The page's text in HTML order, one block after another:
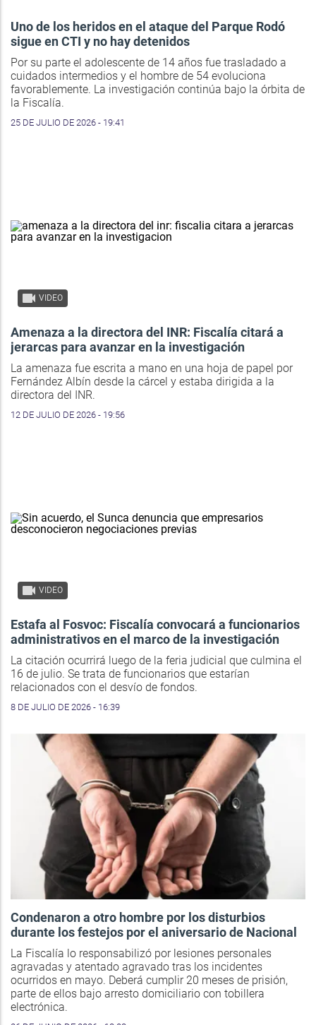
Uno de los heridos en el ataque del Parque Rodó
sigue en CTI y no hay detenidos
Por su parte el adolescente de 14 años fue trasladado a
cuidados intermedios y el hombre de 54 evoluciona
favorablemente. La investigación continúa bajo la órbita de
la Fiscalía.
25 DE JULIO DE 2026 - 19:41
VIDEO
Amenaza a la directora del INR: Fiscalía citará a
jerarcas para avanzar en la investigación
La amenaza fue escrita a mano en una hoja de papel por
Fernández Albín desde la cárcel y estaba dirigida a la
directora del INR.
12 DE JULIO DE 2026 - 19:56
VIDEO
Estafa al Fosvoc: Fiscalía convocará a funcionarios
administrativos en el marco de la investigación
La citación ocurrirá luego de la feria judicial que culmina el
16 de julio. Se trata de funcionarios que estarían
relacionados con el desvío de fondos.
8 DE JULIO DE 2026 - 16:39
Condenaron a otro hombre por los disturbios
durante los festejos por el aniversario de Nacional
La Fiscalía lo responsabilizó por lesiones personales
agravadas y atentado agravado tras los incidentes
ocurridos en mayo. Deberá cumplir 20 meses de prisión,
parte de ellos bajo arresto domiciliario con tobillera
electrónica.